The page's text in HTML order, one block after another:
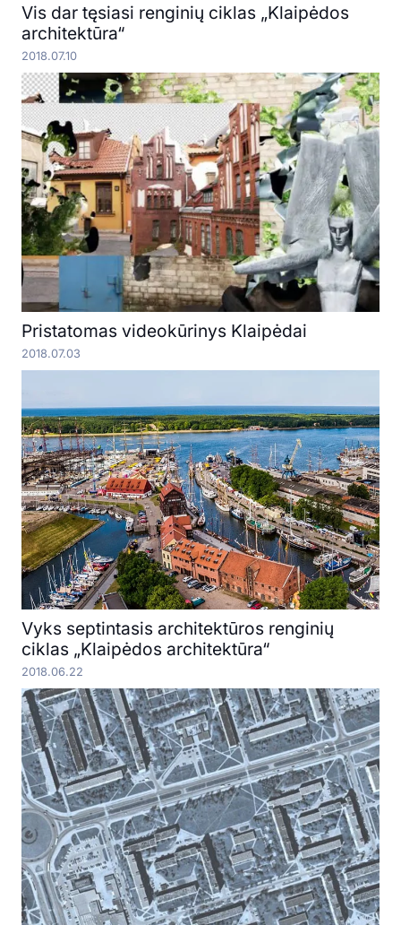
Vis dar tęsiasi renginių ciklas „Klaipėdos
architektūra“
2018.07.10
Pristatomas videokūrinys Klaipėdai
2018.07.03
Vyks septintasis architektūros renginių
ciklas „Klaipėdos architektūra“
2018.06.22